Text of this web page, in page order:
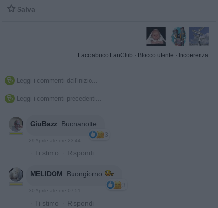
 Salva
Facciabuco FanClub · Blocco utente · Incoerenza
 Leggi i commenti dall'inizio...
 Leggi i commenti precedenti...
GiuBazz: Buonanotte
3
29 Aprile alle ore 23:44
· Ti stimo · Rispondi
MELIDOM: Buongiorno
3
30 Aprile alle ore 07:51
· Ti stimo · Rispondi